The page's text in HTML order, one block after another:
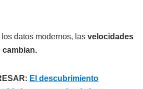
datos modernos, las velocidades
cambian.
El descubrimiento